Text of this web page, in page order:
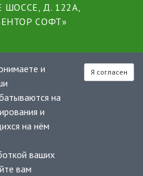
Д. 122А,
СОФТ»
и
на
и
на нём
ваших
вам
Я согласен